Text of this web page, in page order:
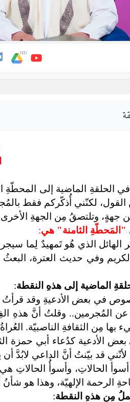
HD
الحلقةِ الماضية إلى المحطّةِ
لكنّني أُذكّركم فقط
جهةٍ، وتلتصقُ مِن الجهةِ
"المَحطّةِ الثامنة" هي:
الهائل الذي هُو تَمهيدٌ لِما
وفي حديث العترة،
الماضية إلى هذهِ النقطة:
في بعض الأدعيةِ وقد قرأتُ
المُجرمين.. وقلتُ أنَّ هذهِ
مِن الثقافةِ الناصبيّة.
الأدعية كدُعاء أبي حمزة
لأنّني قد بيّنتُ أنَّ الداعي
الحالاتِ، وأسوأُ الحالاتِ
الرحمة الإلهيّة، وهذا هو شأنُ
مِن هذهِ النقطة: